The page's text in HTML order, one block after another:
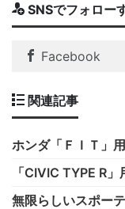
SNSでフォロー
Facebook
関連記事
ホンダ「ＦＩＴ」
「CIVIC TYPE R
無限らしいスポー